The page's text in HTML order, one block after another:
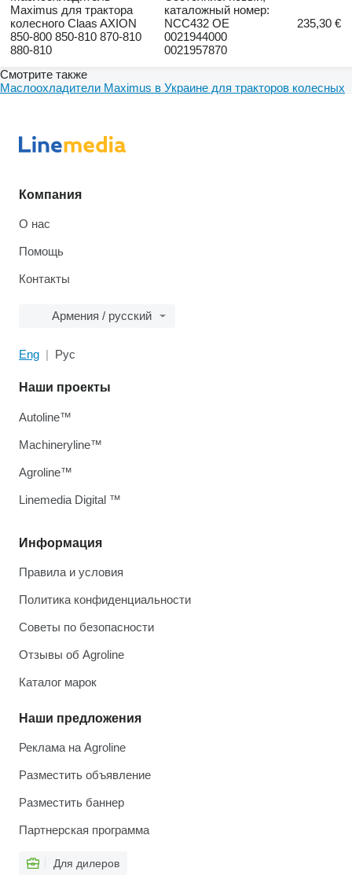
Maximus для трактора
колесного Claas AXION
850-800 850-810 870-810
880-810
каталожный номер:
NCC432 OE
0021944000
0021957870
235,30 €
Смотрите также
Маслоохладители Maximus в Украине для тракторов колесных
Компания
О нас
Помощь
Контакты
Армения / русский
Eng Рус
Информация
Правила и условия
Политика конфиденциальности
Советы по безопасности
Отзывы об Agroline
Каталог марок
Наши предложения
Реклама на Agroline
Разместить объявление
Разместить баннер
Партнерская программа
Для дилеров
Наши проекты
Autoline™
Machineryline™
Agroline™
Linemedia Digital ™